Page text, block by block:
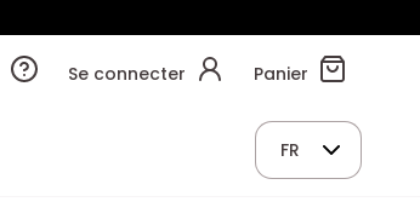
Se connecter Panier
FR